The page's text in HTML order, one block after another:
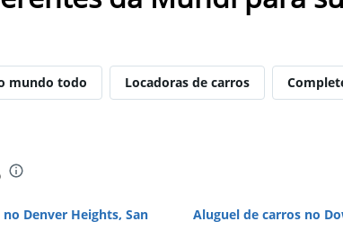
mundo todo Locadoras de carros
Denver Heights, San
Aluguel de carros no